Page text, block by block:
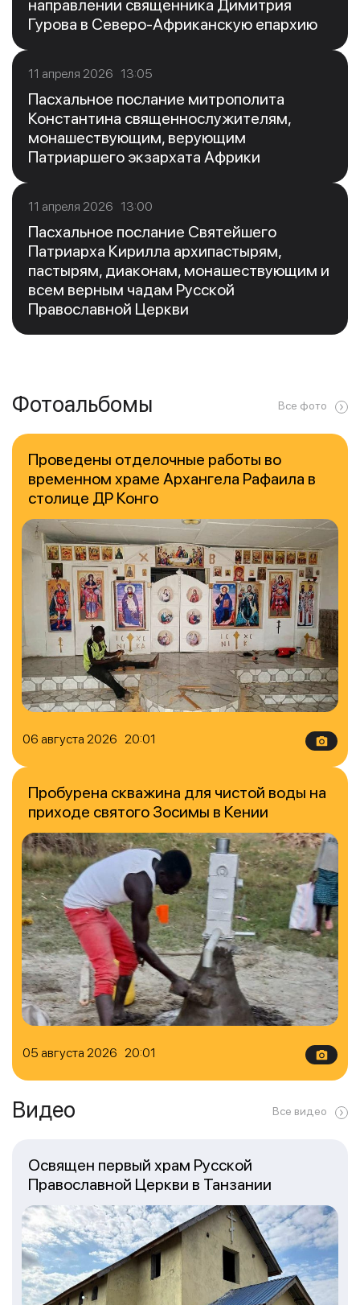
направлении священника Димитрия
Гурова в Северо-Африканскую епархию
11 апреля 2026 13:05
Пасхальное послание митрополита
Константина священнослужителям,
монашествующим, верующим
Патриаршего экзархата Африки
11 апреля 2026 13:00
Пасхальное послание Святейшего
Патриарха Кирилла архипастырям,
пастырям, диаконам, монашествующим и
всем верным чадам Русской
Православной Церкви
Фотоальбомы Все фото
06 августа 2026 20:01
Проведены отделочные работы во
временном храме Архангела Рафаила в
столице ДР Конго
05 августа 2026 20:01
Пробурена скважина для чистой воды на
приходе святого Зосимы в Кении
Видео Все видео
Освящен первый храм Русской
Православной Церкви в Танзании